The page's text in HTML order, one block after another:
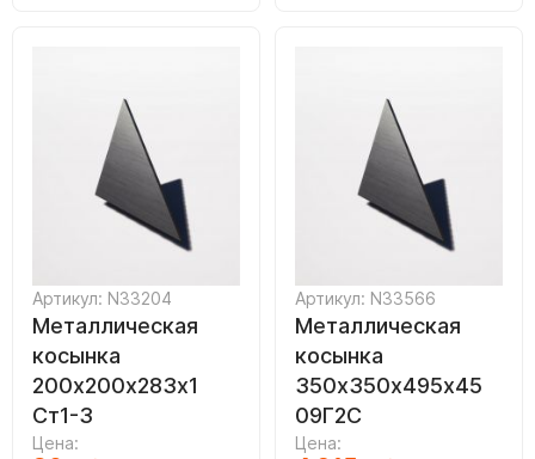
Артикул: N33204
Металлическая
косынка
200х200х283х1
Ст1-3
Цена:
Артикул: N33566
Металлическая
косынка
350х350х495х45
09Г2С
Цена: